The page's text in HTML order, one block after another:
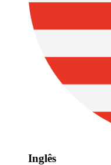
Inglês